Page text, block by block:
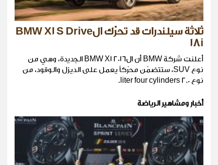
ثلاثة سيلندرات قد تحرّك الBMW X1 S Drive
18i
أعلنت شركة BMW أن ال2016 BMW X1 الجديدة، وهي من
نوع SUV، ستتضمّن محرّكاً يعمل على الديزل والوقود، من
نوع 2.0 liter four cylinders.
أخبار ومشاهير الرياضة